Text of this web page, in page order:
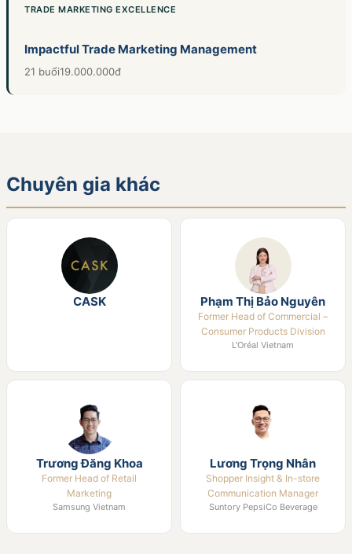
TRADE MARKETING EXCELLENCE
Impactful Trade Marketing Management
21 buổi19.000.000đ
Chuyên gia khác
CASK Phạm Thị Bảo Nguyên
Former Head of Commercial –
Consumer Products Division
L'Oréal Vietnam
Trương Đăng Khoa
Former Head of Retail
Marketing
Samsung Vietnam
Lương Trọng Nhân
Shopper Insight & In-store
Communication Manager
Suntory PepsiCo Beverage